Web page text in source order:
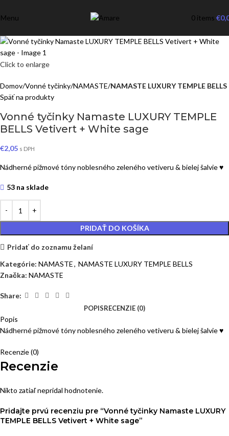
Menu 0 items €
Click to enlarge
Domov Vonné tyčinky NAMASTE NAMASTE LUXURY TEMPLE BELLS
Späť na produkty
Vonné tyčinky Namaste LUXURY TEMPLE
BELLS Vetivert + White sage
€2,05 s DPH
Nádherné pižmové tóny noblesného zeleného vetiveru & bielej šalvie ♥
53 na sklade
PRIDAŤ DO KOŠÍKA
Pridať do zoznamu želaní
Kategórie: NAMASTE, NAMASTE LUXURY TEMPLE BELLS
Značka: NAMASTE
Share:
POPISRECENZIE (0)
Popis
Nádherné pižmové tóny noblesného zeleného vetiveru & bielej šalvie ♥
Recenzie (0)
Recenzie
Nikto zatiaľ nepridal hodnotenie.
Pridajte prvú recenziu pre “Vonné tyčinky Namaste LUXURY
TEMPLE BELLS Vetivert + White sage”